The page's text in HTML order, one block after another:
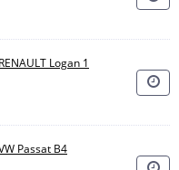
Logan 1
Passat B4